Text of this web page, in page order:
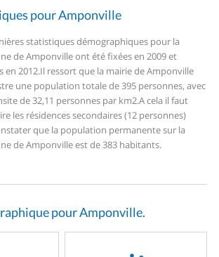
pour Amponville
statistiques démographiques pour la
de Amponville ont été fixées en 2009 et
en 2012.Il ressort que la mairie de Amponville
une population totale de 395 personnes, avec
de 32,11 personnes par km2.A cela il faut
les résidences secondaires (12 personnes)
que la population permanente sur la
de Amponville est de 383 habitants.
pour Amponville.